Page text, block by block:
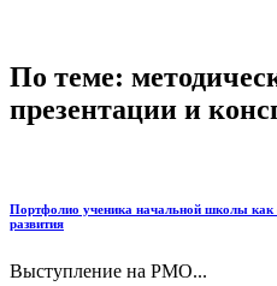
По теме:
презентации и
Портфолио ученика начальной школы как
развития
Выступление на РМО...